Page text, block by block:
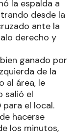
la espalda a
desde la
ante la
derecho y
ganado por
de la
al área, le
salió el
el local.
hacerse
los minutos,